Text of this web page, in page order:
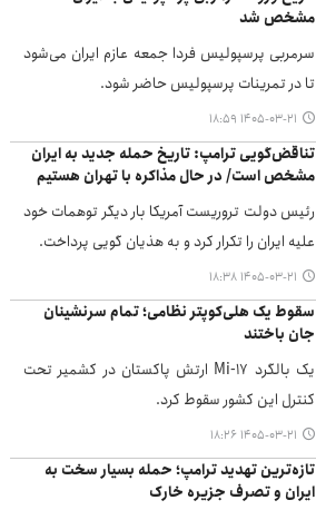
مشخص شد
سرمربی پرسپولیس فردا جمعه عازم ایران می‌شود
تا در تمرینات پرسپولیس حاضر شود.
۱۴۰۵-۰۳-۲۱ ۱۸:۵۹
تناقض‌گویی ترامپ: تاریخ حمله جدید به ایران
مشخص است/ در حال مذاکره با تهران هستیم
رئیس دولت تروریست آمریکا بار دیگر توهمات خود
علیه ایران را تکرار کرد و به هذیان گویی پرداخت.
۱۴۰۵-۰۳-۲۱ ۱۸:۳۸
سقوط یک هلی‌کوپتر نظامی؛ تمام سرنشینان
جان باختند
یک بالگرد Mi-۱۷ ارتش پاکستان در کشمیر تحت
کنترل این کشور سقوط کرد.
۱۴۰۵-۰۳-۲۱ ۱۸:۲۶
تازه‌ترین تهدید ترامپ؛ حمله بسیار سخت به
ایران و تصرف جزیره خارک